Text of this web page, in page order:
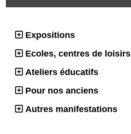
Expositions
Ecoles, centres de loisirs
Ateliers éducatifs
Pour nos anciens
Autres manifestations